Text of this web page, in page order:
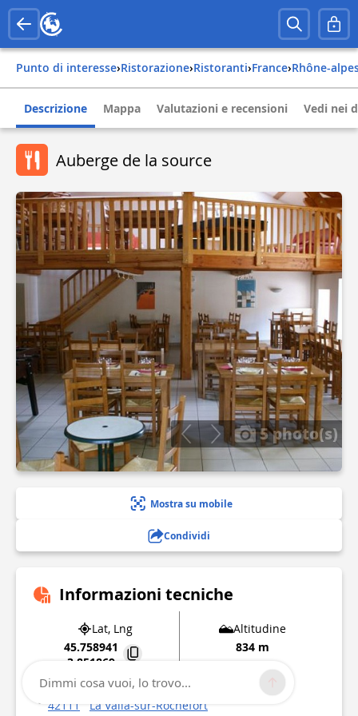
Punto di interesse› Ristorazione› Ristoranti› france› rhône-
Descrizione Mappa Valutazioni e recensioni Vedi nei
Auberge de la source
5 photo(s)
Mostra su mobile
Condividi
Informazioni tecniche
Lat, Lng
45.758941
3.851869
Altitudine
834 m
4 rue de l'église
42111
La Valla-sur-Rochefort
Dimmi cosa vuoi, lo trovo...